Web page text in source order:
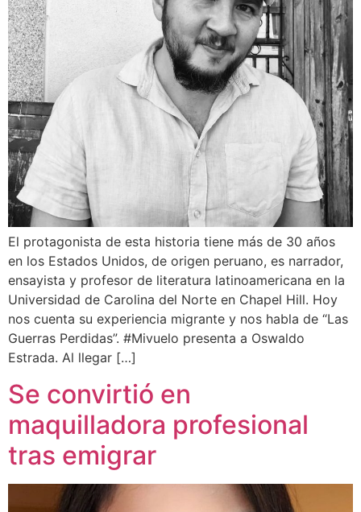
El protagonista de esta historia tiene más de 30 años
en los Estados Unidos, de origen peruano, es narrador,
ensayista y profesor de literatura latinoamericana en la
Universidad de Carolina del Norte en Chapel Hill. Hoy
nos cuenta su experiencia migrante y nos habla de “Las
Guerras Perdidas”. #Mivuelo presenta a Oswaldo
Estrada. Al llegar […]
Se convirtió en
maquilladora profesional
tras emigrar